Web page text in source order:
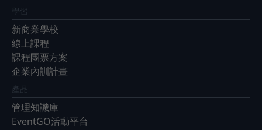
學習
新商業學校
線上課程
課程團票方案
企業內訓計畫
產品
管理知識庫
EventGO活動平台